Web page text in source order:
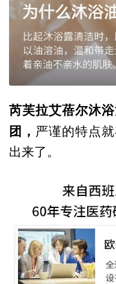
芮芙拉艾蓓尔沐
团， 严谨的特点
出来了。